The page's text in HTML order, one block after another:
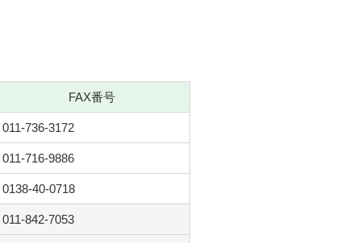
FAX番号
011-736-3172
011-716-9886
0138-40-0718
011-842-7053